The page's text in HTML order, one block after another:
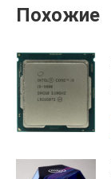
Похожие